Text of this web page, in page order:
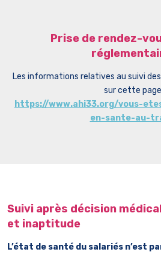
Prise de rendez-
Les informations relatives au suivi
sur cette
https://www.ahi33.org/vous-
en-sante-au-
Suivi après décision
et inaptitude
L’état de santé du salariés n’est